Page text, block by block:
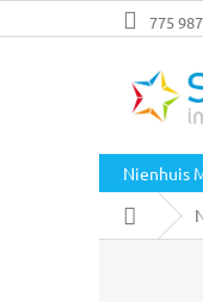
na
775
Nienhuis
Domů